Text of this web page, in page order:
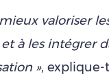
valoriser
à les intégrer
», explique-